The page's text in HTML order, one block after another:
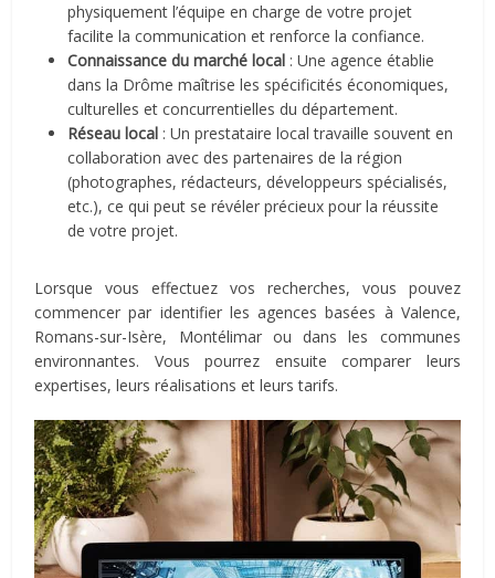
physiquement l’équipe en charge de votre projet
facilite la communication et renforce la confiance.
Connaissance du marché local : Une agence établie
dans la Drôme maîtrise les spécificités économiques,
culturelles et concurrentielles du département.
Réseau local : Un prestataire local travaille souvent en
collaboration avec des partenaires de la région
(photographes, rédacteurs, développeurs spécialisés,
etc.), ce qui peut se révéler précieux pour la réussite
de votre projet.
Lorsque vous effectuez vos recherches, vous pouvez
commencer par identifier les agences basées à Valence,
Romans-sur-Isère, Montélimar ou dans les communes
environnantes. Vous pourrez ensuite comparer leurs
expertises, leurs réalisations et leurs tarifs.